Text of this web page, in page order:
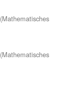
(Mathematisches
(Mathematisches